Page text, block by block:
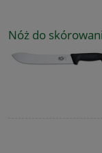
Nóż do